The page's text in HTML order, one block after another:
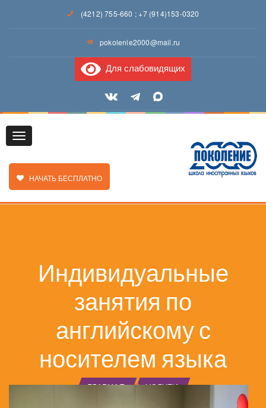
(4212) 755-660 ;+7 (914)153-0320
pokolenie2000@mail.ru
Для слабовидящих
Toggle
ЗАКАЗАТЬ ЗВОНОК
НАЧАТЬ БЕСПЛАТНО
Индивидуальные
занятия по
английскому с
носителем языка
ГЛАВНАЯ УСЛУГИ